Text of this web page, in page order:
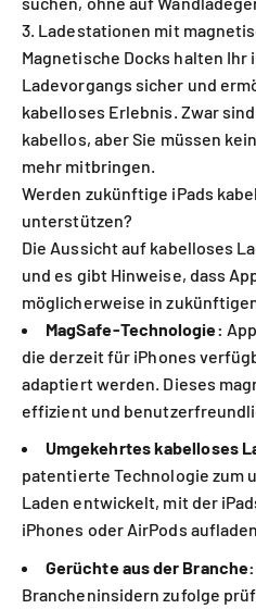
3. Ladestationen mit
Magnetische Docks halten Ihr
Ladevorgangs sicher und
kabelloses Erlebnis. Zwar
kabellos, aber Sie müssen
mehr mitbringen.
Werden zukünftige iPads
unterstützen?
Die Aussicht auf kabelloses
und es gibt Hinweise, dass
möglicherweise in
MagSafe-Technologie:
die derzeit für iPhones
adaptiert werden. Dieses
effizient und
Umgekehrtes kabelloses
patentierte Technologie zum
Laden entwickelt, mit der
iPhones oder AirPods
Gerüchte aus der Branche:
Brancheninsidern zufolge